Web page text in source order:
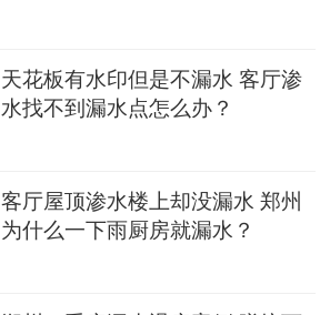
天花板有水印但是不漏水 客厅渗
水找不到漏水点怎么办？
客厅屋顶渗水楼上却没漏水 郑州
为什么一下雨厨房就漏水？